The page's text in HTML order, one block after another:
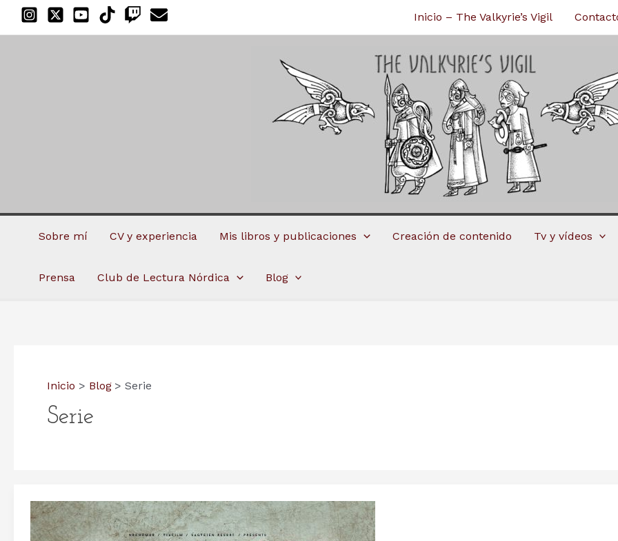
Inicio – The Valkyrie’s Vigil
Sobre mí CV y experiencia Mis libros y publicaciones Creación de contenido Tv y vídeos
Prensa Club de Lectura Nórdica Blog
Inicio Blog Serie
Serie